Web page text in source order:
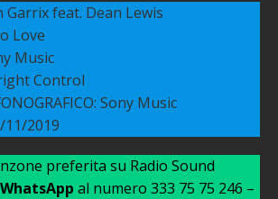
Garrix feat. Dean Lewis
Love
Music
Control
Sony Music
11/2019
preferita su Radio Sound
WhatsApp al numero 333 75 75 246 –